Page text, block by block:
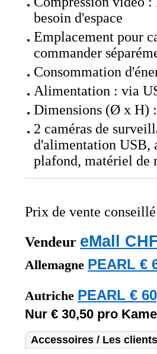
besoin d'espace
Emplacement pour
commander
Consommation
Alimentation : via
Dimensions (Ø x H)
2 caméras de
d'alimentation USB,
plafond, matériel de
Prix de vente
Vendeur eMall
Allemagne PEARL €
Autriche PEARL €
Nur € 30,50 pro
Accessoires / Les